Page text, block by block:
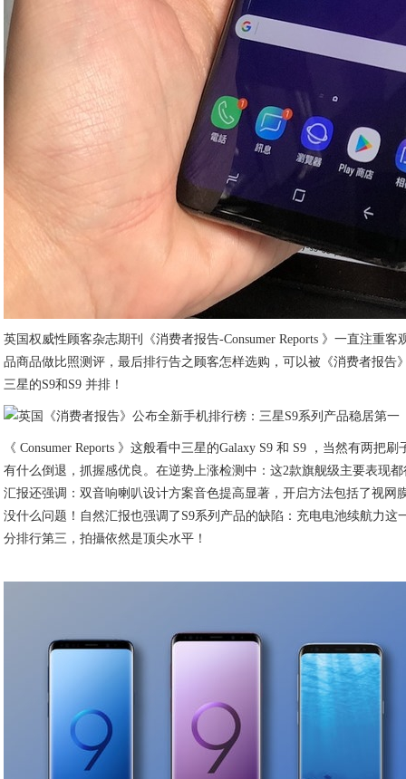
英国权威性顾客杂志期刊《消费者报告-Consumer Reports 》一直注重
品商品做比照测评，最后排行告之顾客怎样选购，可以被《消费者报
三星的S9和S9 并排！
《 Consumer Reports 》这般看中三星的Galaxy S9 和 S9 ，当然有两
有什么倒退，抓握感优良。在逆势上涨检测中：这2款旗舰级主要表现
汇报还强调：双音响喇叭设计方案音色提高显著，开启方法包括了视
没什么问题！自然汇报也强调了S9系列产品的缺陷：充电电池续航力
分排行第三，拍攝依然是顶尖水平！